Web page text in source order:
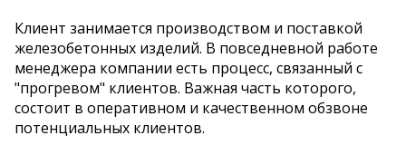
Клиент занимается производством и поставкой
железобетонных изделий. В повседневной работе
менеджера компании есть процесс, связанный с
"прогревом" клиентов. Важная часть которого,
состоит в оперативном и качественном обзвоне
потенциальных клиентов.